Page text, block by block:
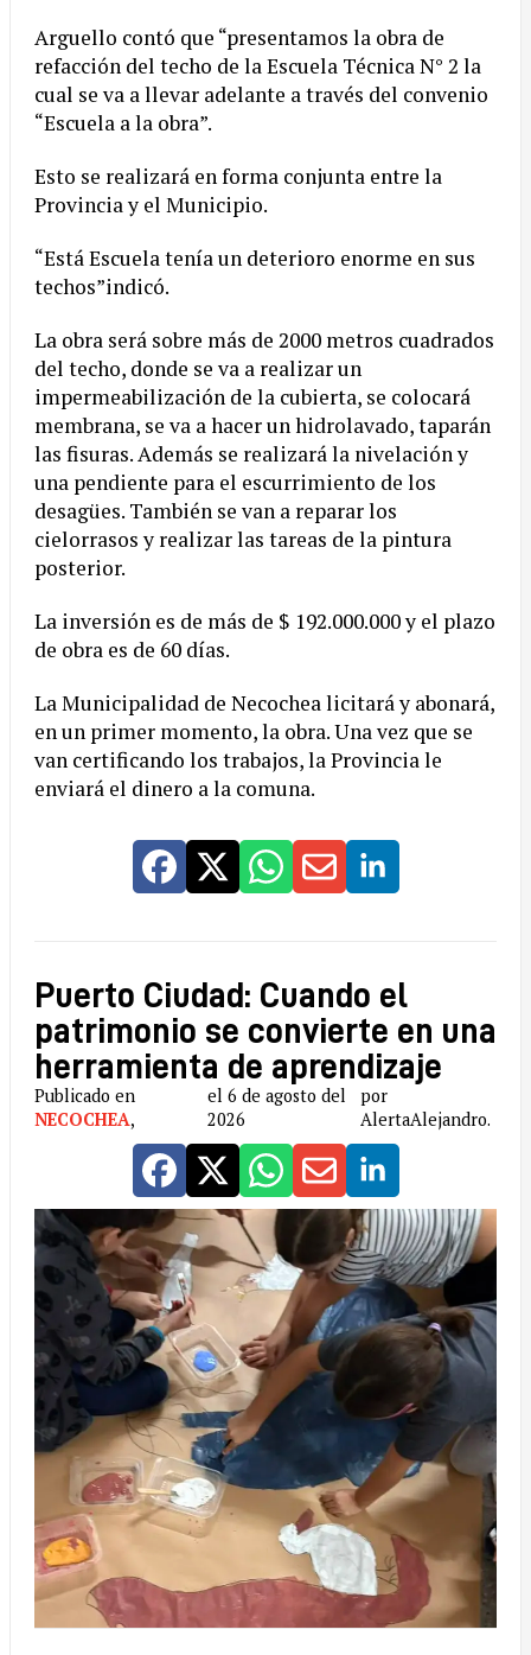
Arguello contó que “presentamos la obra de
refacción del techo de la Escuela Técnica N° 2 la
cual se va a llevar adelante a través del convenio
“Escuela a la obra”.
Esto se realizará en forma conjunta entre la
Provincia y el Municipio.
“Está Escuela tenía un deterioro enorme en sus
techos”indicó.
La obra será sobre más de 2000 metros cuadrados
del techo, donde se va a realizar un
impermeabilización de la cubierta, se colocará
membrana, se va a hacer un hidrolavado, taparán
las fisuras. Además se realizará la nivelación y
una pendiente para el escurrimiento de los
desagües. También se van a reparar los
cielorrasos y realizar las tareas de la pintura
posterior.
La inversión es de más de $ 192.000.000 y el plazo
de obra es de 60 días.
La Municipalidad de Necochea licitará y abonará,
en un primer momento, la obra. Una vez que se
van certificando los trabajos, la Provincia le
enviará el dinero a la comuna.
Puerto Ciudad: Cuando el
patrimonio se convierte en una
herramienta de aprendizaje
Publicado en
NECOCHEA,
el 6 de agosto del
2026
por
AlertaAlejandro.